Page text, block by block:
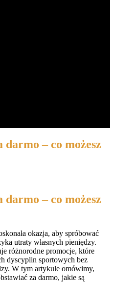
darmo – co możesz
darmo – co możesz
okazja, aby spróbować
utraty własnych pieniędzy.
różnorodne promocje, które
dyscyplin sportowych bez
W tym artykule omówimy,
za darmo, jakie są